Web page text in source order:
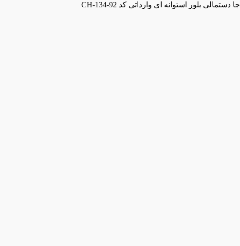
جا دستمالی بلور استوانه ای وارداتی کد CH-134-92